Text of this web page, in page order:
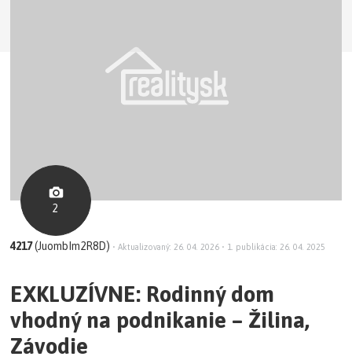
2
4217(JuombIm2R8D) • Aktualizovaný: 26. 04. 2026 • 1. publikácia: 26. 04. 2025
EXKLUZÍVNE: Rodinný dom
vhodný na podnikanie – Žilina,
Závodie